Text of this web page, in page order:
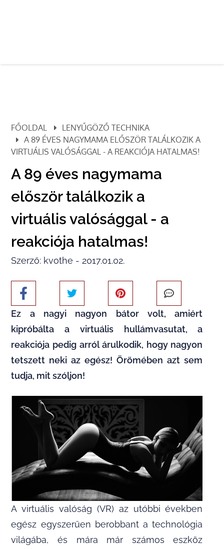
FŐOLDAL
LENYŰGÖZŐ TECHNIKA
A 89 ÉVES NAGYMAMA ELŐSZÖR TALÁLKOZIK A
VIRTUÁLIS VALÓSÁGGAL - A REAKCIÓJA HATALMAS!
A 89 éves nagymama
először találkozik a
virtuális valósággal - a
reakciója hatalmas!
Szerző: kvothe - 2017.01.02.
Ez a nagyi nagyon bátor volt, amiért
kipróbálta a virtuális hullámvasutat, a
reakciója pedig arról árulkodik, hogy nagyon
tetszett neki az egész! Örömében azt sem
tudja, mit szóljon!
A virtuális valóság (VR) az utóbbi években
egész egyszerűen berobbant a technológia
világába, és mára már számos eszköz